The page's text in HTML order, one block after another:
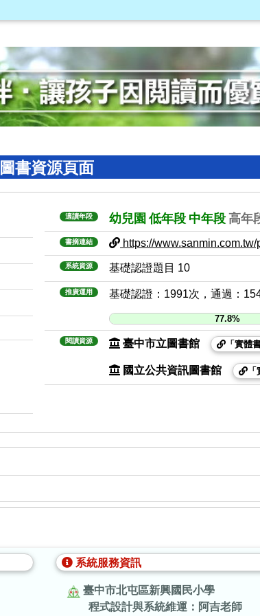
圖書資源頁面
適讀年段 幼兒園 低年段 中年段 高年
書摘連結 https://www.sanmin.com.tw/
系統資源 基礎認證題目 10
推廣運用 基礎認證：1991次，通過：
77.8%
閱讀資源 臺中市立圖書館 「實體
國立公共資訊圖書館 「
系統服務資訊
臺中市北屯區新興國民小學
程式設計與系統維運：阿吉老師